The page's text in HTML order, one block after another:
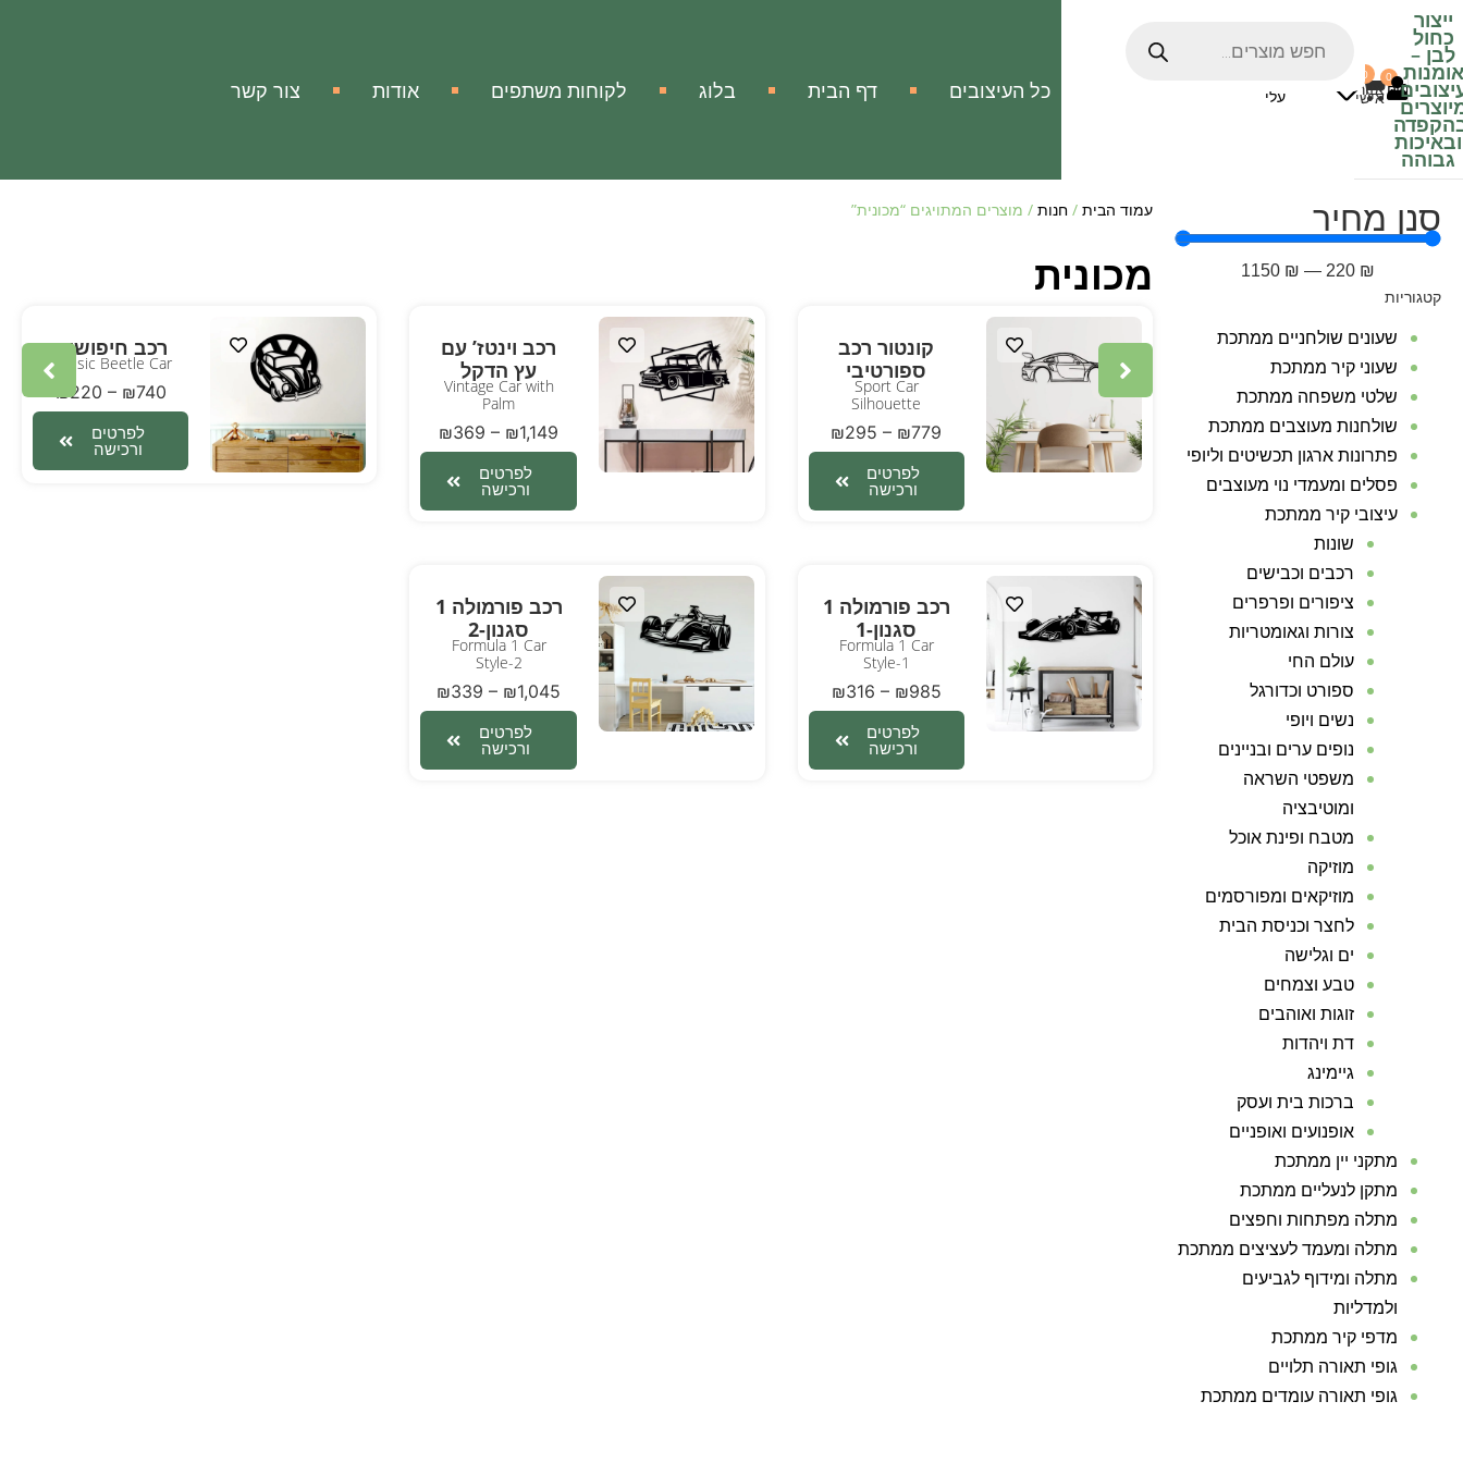
ייצור
כחול
לבן –
אומנות
ובאיכות
גבוהה
₪0
0
עלי
0
אזור
אישי כל העיצובים דף הבית בלוג לקוחות משתפים אודות צור קשר
סנן מחיר
₪
220
—
₪
1150
קטגוריות
שעונים שולחניים ממתכת
שעוני קיר ממתכת
שלטי משפחה ממתכת
שולחנות מעוצבים ממתכת
פתרונות ארגון תכשיטים וליופי
פסלים ומעמדי נוי מעוצבים
עיצובי קיר ממתכת
שונות
רכבים וכבישים
ציפורים ופרפרים
צורות וגאומטריות
עולם החי
ספורט וכדורגל
נשים ויופי
נופים ערים ובניינים
משפטי השראה
ומוטיבציה
מטבח ופינת אוכל
מוזיקה
מוזיקאים ומפורסמים
לחצר וכניסת הבית
ים וגלישה
טבע וצמחים
זוגות ואוהבים
דת ויהדות
גיימינג
ברכות בית ועסק
אופנועים ואופניים
מתקני יין ממתכת
מתקן לנעליים ממתכת
מתלה מפתחות וחפצים
מתלה ומעמד לעציצים ממתכת
מתלה ומידוף לגביעים
ולמדליות
מדפי קיר ממתכת
גופי תאורה תלויים
גופי תאורה עומדים ממתכת
עמוד הבית/ חנות/ מוצרים המתויגים “מכונית”
מכונית
קונטור רכב
ספורטיבי
Sport Car
Silhouette
₪295 – ₪779
לפרטים
ורכישה
רכב וינטז’ עם
עץ הדקל
Vintage Car with
Palm
₪369 – ₪1,149
לפרטים
ורכישה
רכב חיפושית
Classic Beetle Car
₪220 – ₪740
לפרטים
ורכישה
רכב פורמולה 1
סגנון-1
Formula 1 Car
Style-1
₪316 – ₪985
לפרטים
ורכישה
רכב פורמולה 1
סגנון-2
Formula 1 Car
Style-2
₪339 – ₪1,045
לפרטים
ורכישה